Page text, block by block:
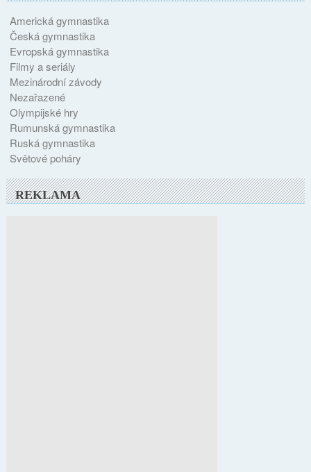
Americká gymnastika
Česká gymnastika
Evropská gymnastika
Filmy a seriály
Mezinárodní závody
Nezařazené
Olympijské hry
Rumunská gymnastika
Ruská gymnastika
Světové poháry
REKLAMA